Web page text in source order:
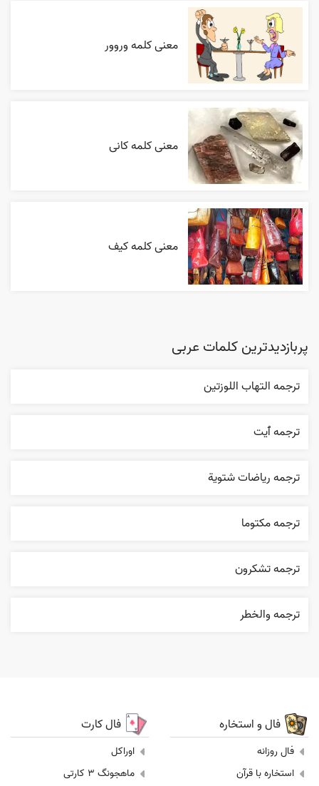
معنی کلمه وروور
معنی کلمه کانی
معنی کلمه کیف
پربازدیدترین کلمات عربی
ترجمه التهاب اللوزتين
ترجمه ٱیت
ترجمه رياضات شتوية
ترجمه مکتوما
ترجمه تشکرون
ترجمه والخطر
فال و استخاره
فال روزانه
استخاره با قرآن
فال کارت
اوراکل
ماهجونگ 3 کارتی